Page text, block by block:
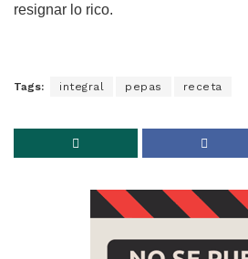
resignar lo rico.
Tags: integral pepas receta